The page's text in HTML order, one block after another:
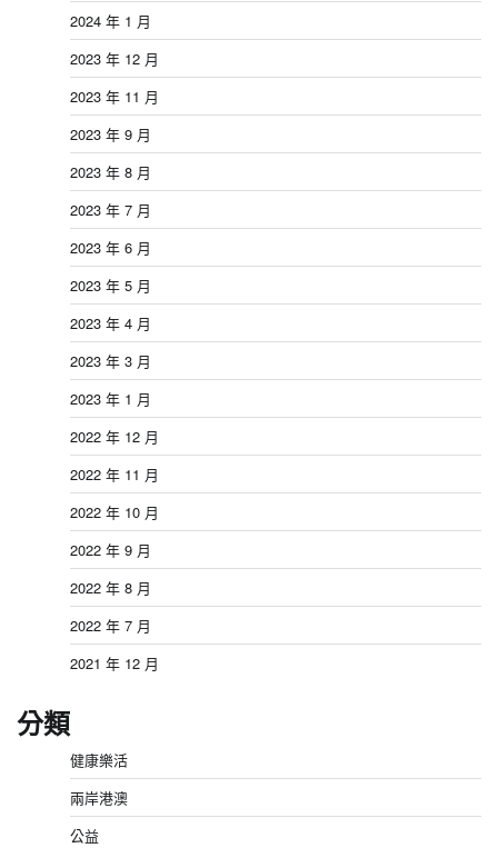
2024 年 1 月
2023 年 12 月
2023 年 11 月
2023 年 9 月
2023 年 8 月
2023 年 7 月
2023 年 6 月
2023 年 5 月
2023 年 4 月
2023 年 3 月
2023 年 1 月
2022 年 12 月
2022 年 11 月
2022 年 10 月
2022 年 9 月
2022 年 8 月
2022 年 7 月
2021 年 12 月
分類
健康樂活
兩岸港澳
公益